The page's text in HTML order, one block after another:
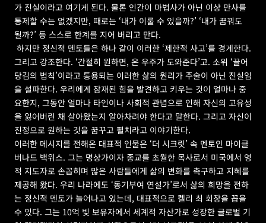
가 진실이라고 여기게 된다. 물론 인간이 마법사가 아닌 이상 만사를
통제할 수는 없겠지만, 때로는 ‘내가 이룰 수 있을까?’ ‘내가 꿈꿔도
될까?’ 등 스스로 한계를 지어 버리고 만다.
하지만 정신적 멘토들은 하나 같이 이러한 ‘제한적 사고’를 경계한다.
그리고 강조한다. ‘간절히 원하면, 온 우주가 도와준다’고. 소위 ‘끌어
당김의 법칙’이라고 통용되는 이러한 삶의 원리가 주술이 아닌 진실임
을 설파한다. 우리에게 잠재된 힘을 발견하고 키우는 것이 얼마나 중
요한지, 그동안 얼마나 타인이나 사회적 관념으로 인해 자신의 고유성
을 잃어버린 채 살아왔는지 알아차려야 한다고 말한다. 그리고 자신이
진정으로 원하는 것을 꿈꾸고 펼치라고 이야기한다.
이러한 메시지를 전해온 대표적 인물은 ‘더 시크릿’ 속 멘토인 마이클
버나드 백위스. 그는 명상가이자 종교를 초월한 목사로서 미국에서 영
적 지도자로 손꼽히며 많은 사람들에게 삶의 변화를 촉구하고 지혜를
제공해 왔다. 우리 나라에도 ‘동기부여 연설가’로서 삶의 희망을 전하
는 정신적 멘토가 늘어나고 있는데, 대표적으로 켈리 최 회장을 꼽을
수 있다. 그는 10억 빚 보유자에서 세계적 자산가로 성장한 글로벌 기